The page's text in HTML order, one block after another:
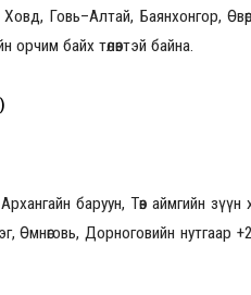
Говь–Алтай, Баянхонгор,
байх төлөвтэй байна.
баруун, Төв аймгийн
Өмнөговь, Дорноговийн нутгаар